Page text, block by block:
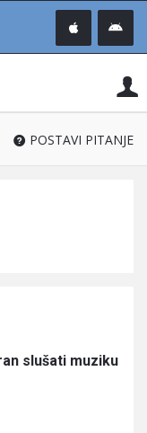
®
POSTAVI PITANJE
slušati muziku